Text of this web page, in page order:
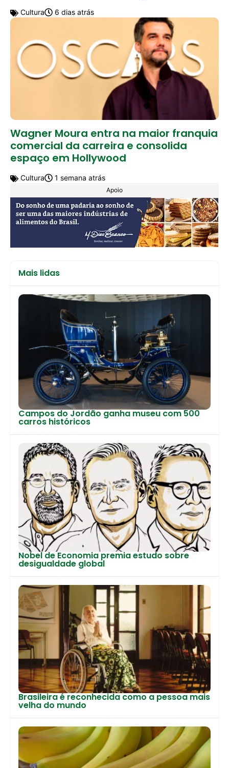
Cultura 6 dias atrás
Wagner Moura entra na maior franquia
comercial da carreira e consolida
espaço em Hollywood
Cultura 1 semana atrás
Apoio
Mais lidas
Campos do Jordão ganha museu com 500
carros históricos
Nobel de Economia premia estudo sobre
desigualdade global
Brasileira é reconhecida como a pessoa mais
velha do mundo